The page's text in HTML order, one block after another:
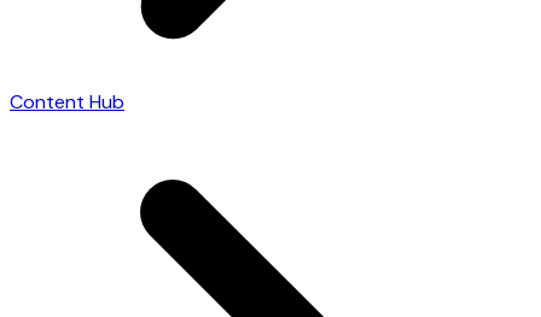
Content Hub